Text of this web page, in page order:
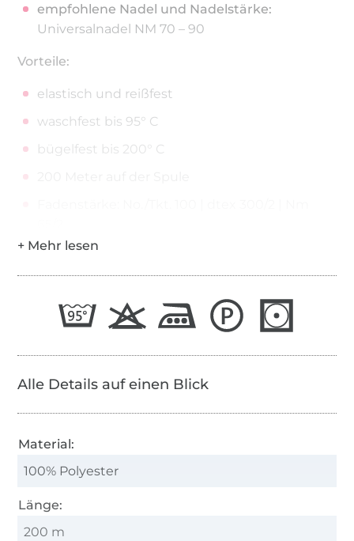
empfohlene Nadel und Nadelstärke:
Universalnadel NM 70 – 90
Vorteile:
elastisch und reißfest
waschfest bis 95° C
bügelfest bis 200° C
Alle Details auf einen Blick
Material:
100% Polyester
Länge:
200 m